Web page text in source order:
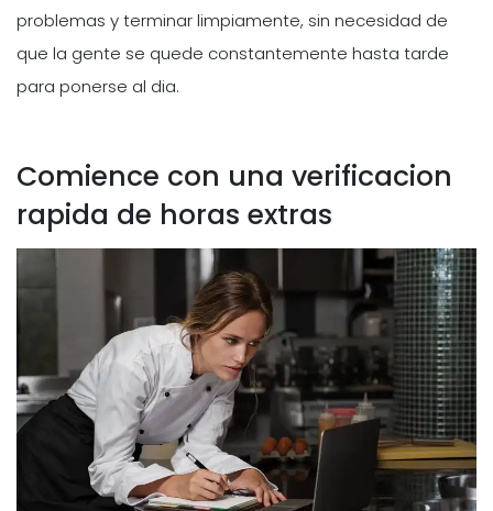
problemas y terminar limpiamente, sin necesidad de
que la gente se quede constantemente hasta tarde
para ponerse al dia.
Comience con una verificacion
rapida de horas extras